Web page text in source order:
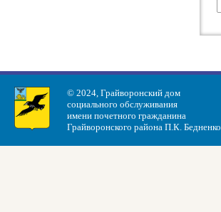
© 2024, Грайворонский дом
социального обслуживания
имени почетного гражданина
Грайворонского района П.К. Бедненко